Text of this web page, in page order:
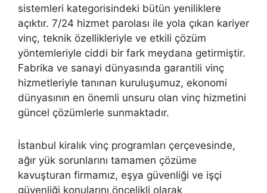
sistemleri kategorisindeki bütün yeniliklere
açıktır. 7/24 hizmet parolası ile yola çıkan kariyer
vinç, teknik özellikleriyle ve etkili çözüm
yöntemleriyle ciddi bir fark meydana getirmiştir.
Fabrika ve sanayi dünyasında garantili vinç
hizmetleriyle tanınan kuruluşumuz, ekonomi
dünyasının en önemli unsuru olan vinç hizmetini
güncel çözümlerle sunmaktadır.
İstanbul kiralık vinç programları çerçevesinde,
ağır yük sorunlarını tamamen çözüme
kavuşturan firmamız, eşya güvenliği ve işçi
güvenliği konularını öncelikli olarak